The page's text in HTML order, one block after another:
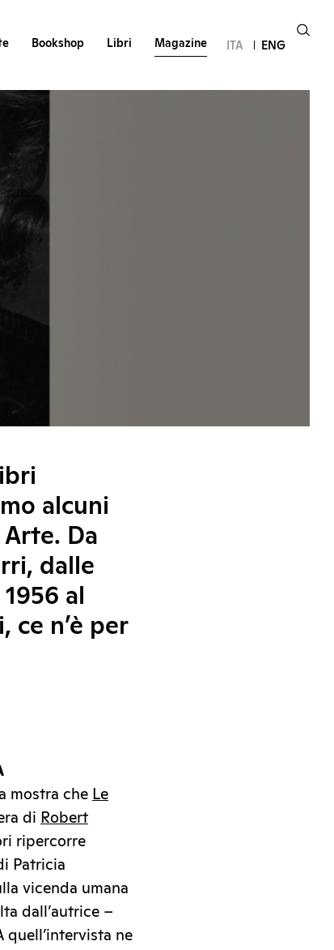
Bookshop Libri Magazine ITA ENG
alcuni
Da
dalle
al
ce n’è per
mostra che Le
di Robert
ripercorre
Patricia
vicenda umana
dall’autrice –
quell’intervista ne